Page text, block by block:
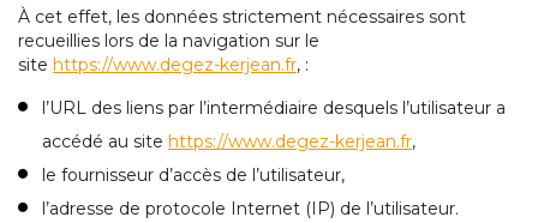
À cet effet, les données strictement nécessaires sont
recueillies lors de la navigation sur le
site https://www.degez-kerjean.fr, :
l’URL des liens par l’intermédiaire desquels l’utilisateur a
accédé au site https://www.degez-kerjean.fr,
le fournisseur d’accès de l’utilisateur,
l’adresse de protocole Internet (IP) de l’utilisateur.